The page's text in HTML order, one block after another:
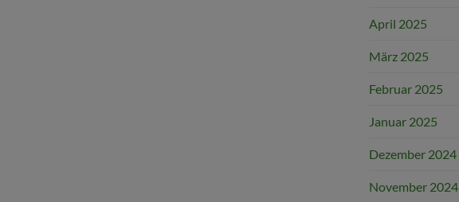
April 2025
März 2025
Februar 2025
Januar 2025
Dezember 2024
November 2024